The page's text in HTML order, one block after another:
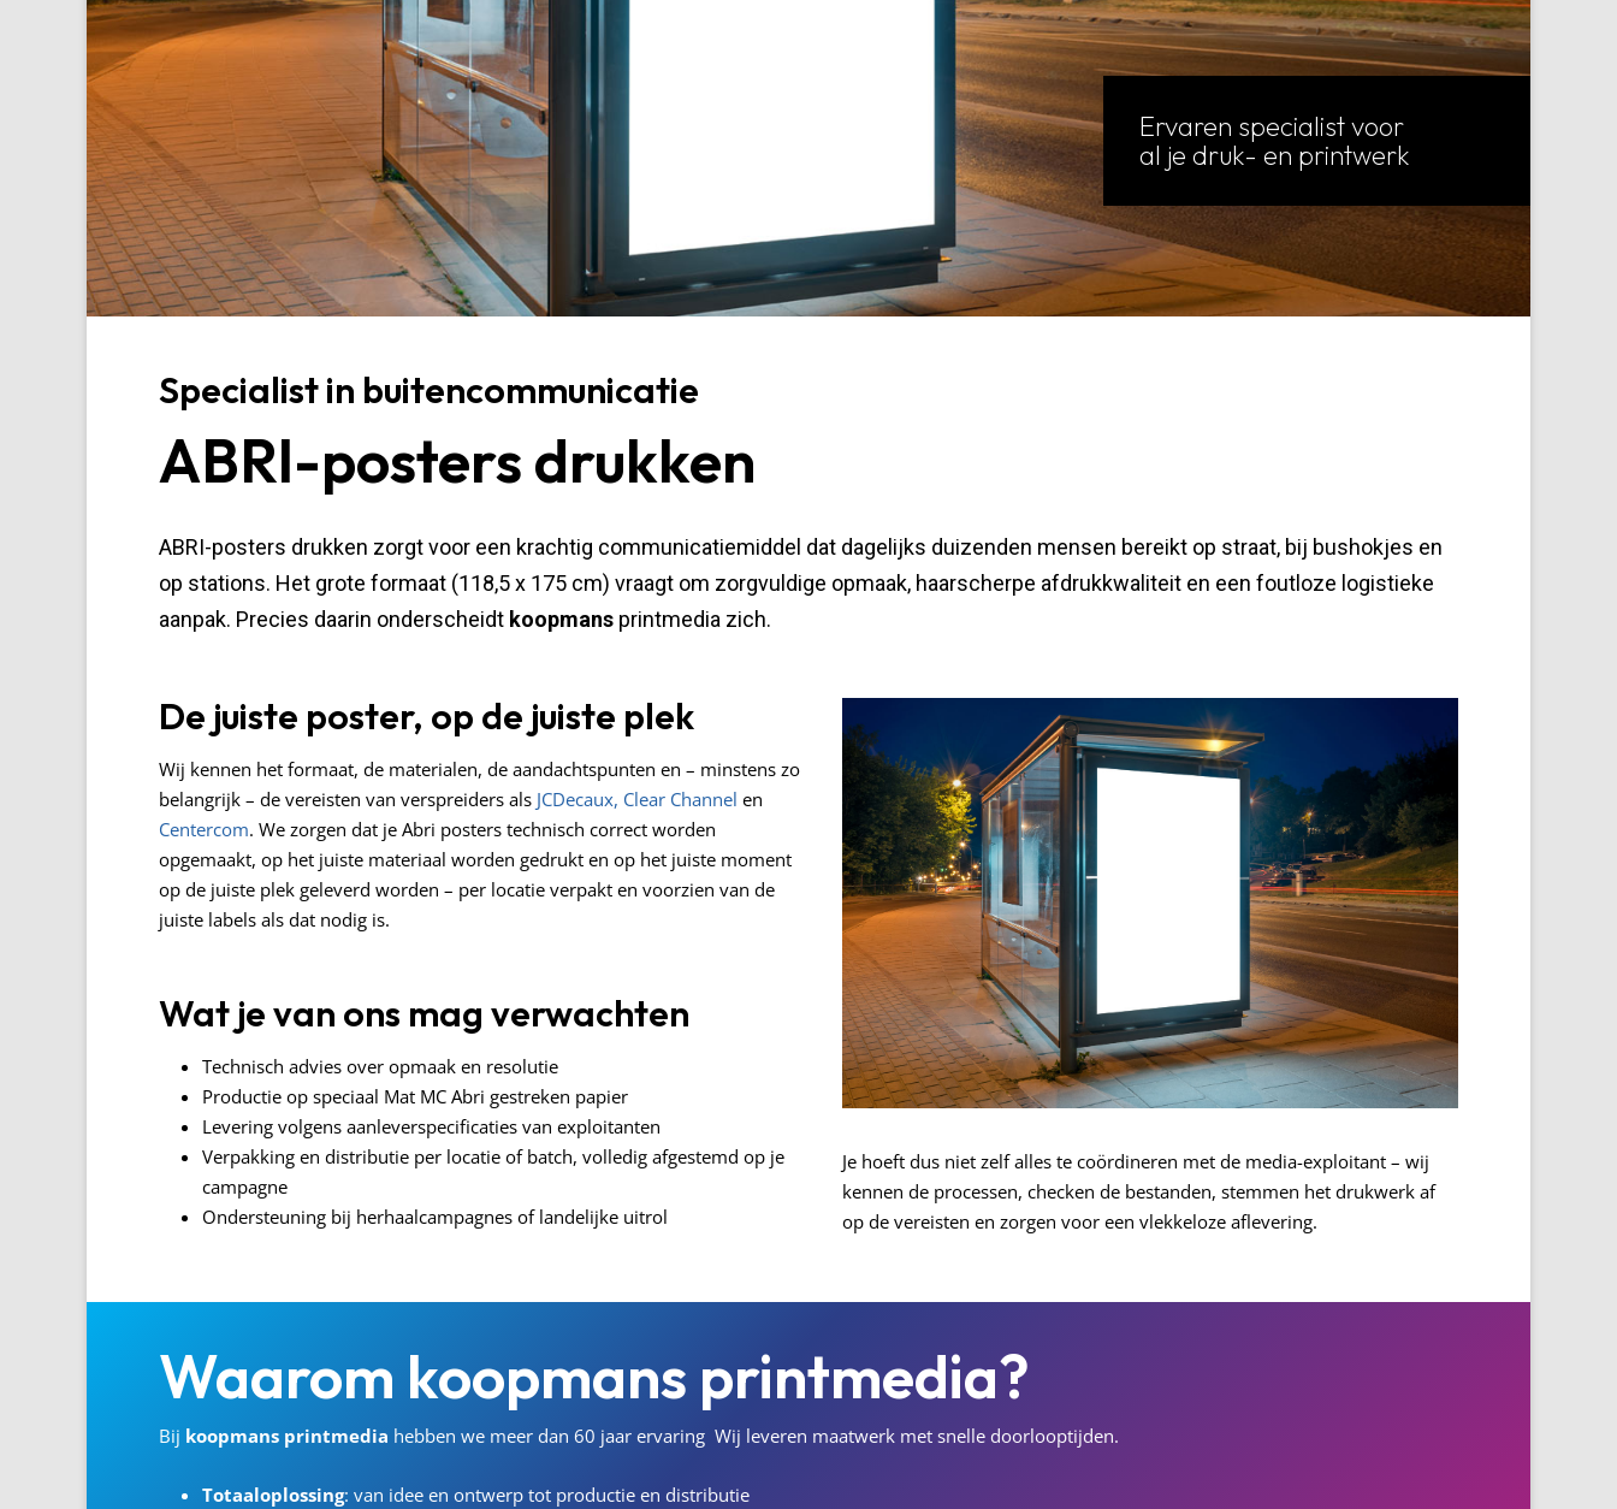
Ervaren specialist voor
al je druk- en printwerk
Specialist in buitencommunicatie
ABRI-posters drukken
ABRI-posters drukken zorgt voor een krachtig communicatiemiddel dat dagelijks duizenden mensen bereikt op straat, bij bushokjes en
op stations. Het grote formaat (118,5 x 175 cm) vraagt om zorgvuldige opmaak, haarscherpe afdrukkwaliteit en een foutloze logistieke
aanpak. Precies daarin onderscheidt koopmans printmedia zich.
De juiste poster, op de juiste plek
Wij kennen het formaat, de materialen, de aandachtspunten en – minstens zo
belangrijk – de vereisten van verspreiders als JCDecaux, Clear Channel en
Centercom. We zorgen dat je Abri posters technisch correct worden
opgemaakt, op het juiste materiaal worden gedrukt en op het juiste moment
op de juiste plek geleverd worden – per locatie verpakt en voorzien van de
juiste labels als dat nodig is.
Wat je van ons mag verwachten
Technisch advies over opmaak en resolutie
Productie op speciaal Mat MC Abri gestreken papier
Levering volgens aanleverspecificaties van exploitanten
Verpakking en distributie per locatie of batch, volledig afgestemd op je
campagne
Ondersteuning bij herhaalcampagnes of landelijke uitrol
Je hoeft dus niet zelf alles te coördineren met de media-exploitant – wij
kennen de processen, checken de bestanden, stemmen het drukwerk af
op de vereisten en zorgen voor een vlekkeloze aflevering.
Waarom koopmans printmedia?
Bij koopmans printmedia hebben we meer dan 60 jaar ervaring Wij leveren maatwerk met snelle doorlooptijden.
Totaaloplossing: van idee en ontwerp tot productie en distributie